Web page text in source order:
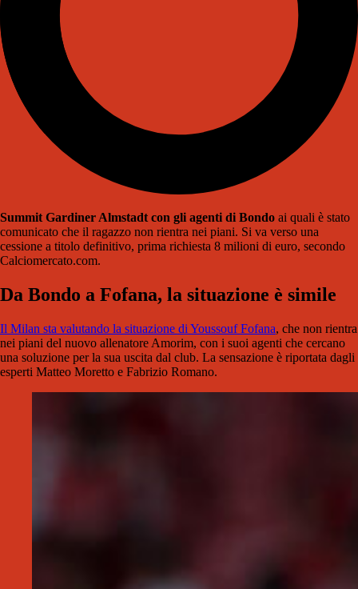
Summit Gardiner Almstadt con gli agenti di Bondo ai quali è stato
comunicato che il ragazzo non rientra nei piani. Si va verso una
cessione a titolo definitivo, prima richiesta 8 milioni di euro, secondo
Calciomercato.com.
Da Bondo a Fofana, la situazione è simile
Il Milan sta valutando la situazione di Youssouf Fofana, che non rientra
nei piani del nuovo allenatore Amorim, con i suoi agenti che cercano
una soluzione per la sua uscita dal club. La sensazione è riportata dagli
esperti Matteo Moretto e Fabrizio Romano.